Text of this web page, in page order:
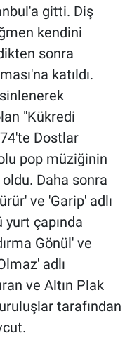
gitti. Diş
kendini
sonra
katıldı.
"Kükredi
Dostlar
pop müziğinin
Daha sonra
ve 'Garip' adlı
çapında
Gönül' ve
adlı
ve Altın Plak
tarafından